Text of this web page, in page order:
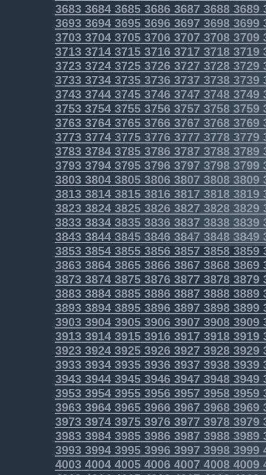
3683368436853686368736883689
3693369436953696369736983699
3703370437053706370737083709
3713371437153716371737183719
37233724372537263727 37283729
37333734373537363737 37383739
37433744374537463747 37483749
37533754375537563757 37583759
37633764376537663767 37683769
3773377437753776377737783779
37833784378537863787 37883789
37933794379537963797 37983799
38033804380538063807 38083809
38133814381538163817 38183819
38233824382538263827 38283829
38333834383538363837 38383839
38433844384538463847 38483849
3853385438553856385738583859
3863386438653866386738683869
3873387438753876387738783879
3883388438853886388738883889
3893389438953896389738983899
3903390439053906390739083909
3913391439153916391739183919
3923392439253926392739283929
3933393439353936393739383939
3943394439453946394739483949
3953395439553956395739583959
3963396439653966396739683969
3973397439753976397739783979
3983398439853986398739883989
3993399439953996399739983999
4003400440054006400740084009